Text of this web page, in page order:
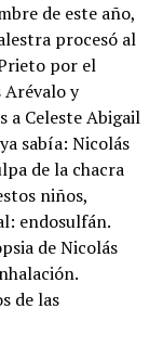
de este año,
procesó al
por el
Arévalo y
a Celeste Abigail
sabía: Nicolás
de la chacra
niños,
endosulfán.
de Nicolás
de las